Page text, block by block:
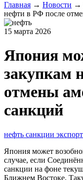
Главная → Новости →
нефти в РФ после
15 марта 2026
Япония
закупкам
отмены
санкций
нефть санкции
Япония может
случае, если
санкции на фоне
Ближнем Востоке.